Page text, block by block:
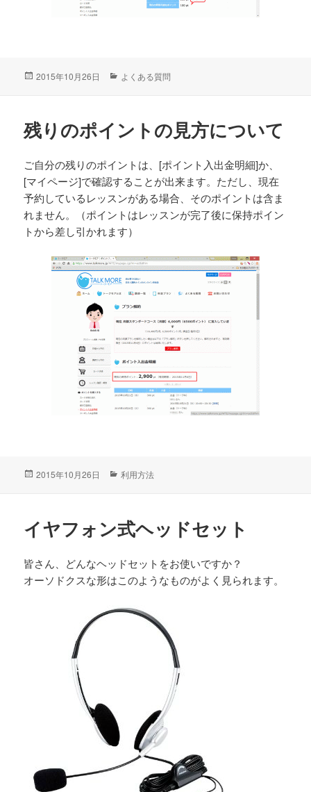
投
2015年10月26日
カ
ー
よくある質問
残りのポイントの見方について
ご自分の残りのポイントは、[ポイント入出金明細]か、
[マイページ]で確認することが出来ます。ただし、現在
予約しているレッスンがある場合、そのポイントは含ま
れません。（ポイントはレッスンが完了後に保持ポイン
トから差し引かれます）
投
2015年10月26日
カ
ー
利用方法
イヤフォン式ヘッドセット
皆さん、どんなヘッドセットをお使いですか？
オーソドクスな形はこのようなものがよく見られます。